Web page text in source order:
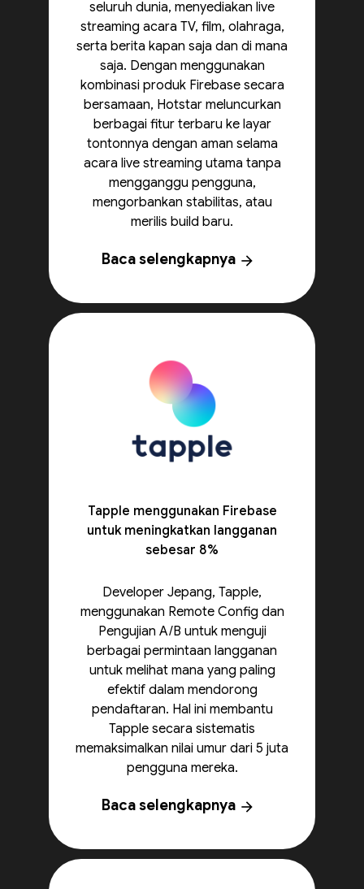
seluruh dunia, menyediakan live
streaming acara TV, film, olahraga,
serta berita kapan saja dan di mana
saja. Dengan menggunakan
kombinasi produk Firebase secara
bersamaan, Hotstar meluncurkan
berbagai fitur terbaru ke layar
tontonnya dengan aman selama
acara live streaming utama tanpa
mengganggu pengguna,
mengorbankan stabilitas, atau
merilis build baru.
Baca selengkapnya arrow_forward
Tapple menggunakan Firebase
untuk meningkatkan langganan
sebesar 8%
Developer Jepang, Tapple,
menggunakan Remote Config dan
Pengujian A/B untuk menguji
berbagai permintaan langganan
untuk melihat mana yang paling
efektif dalam mendorong
pendaftaran. Hal ini membantu
Tapple secara sistematis
memaksimalkan nilai umur dari 5 juta
pengguna mereka.
Baca selengkapnya arrow_forward